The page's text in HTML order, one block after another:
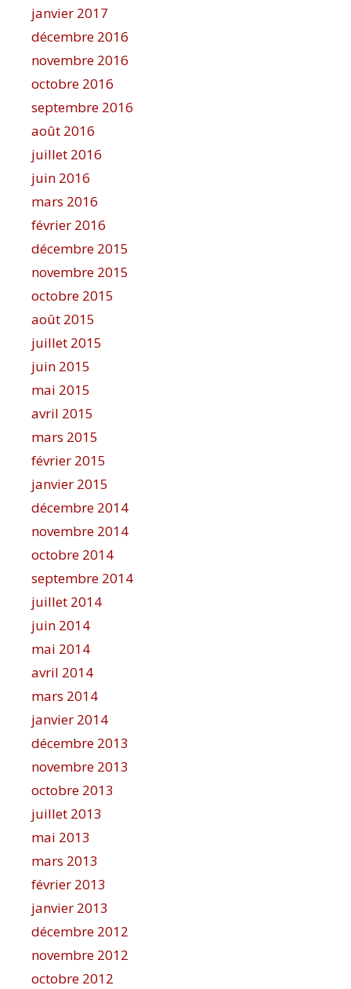
janvier 2017
décembre 2016
novembre 2016
octobre 2016
septembre 2016
août 2016
juillet 2016
juin 2016
mars 2016
février 2016
décembre 2015
novembre 2015
octobre 2015
août 2015
juillet 2015
juin 2015
mai 2015
avril 2015
mars 2015
février 2015
janvier 2015
décembre 2014
novembre 2014
octobre 2014
septembre 2014
juillet 2014
juin 2014
mai 2014
avril 2014
mars 2014
janvier 2014
décembre 2013
novembre 2013
octobre 2013
juillet 2013
mai 2013
mars 2013
février 2013
janvier 2013
décembre 2012
novembre 2012
octobre 2012